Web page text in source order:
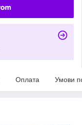
Оплата Умови